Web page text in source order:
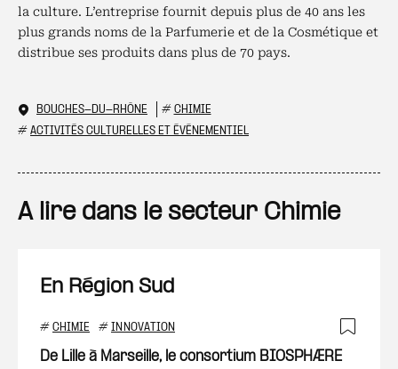
la culture. L’entreprise fournit depuis plus de 40 ans les
plus grands noms de la Parfumerie et de la Cosmétique et
distribue ses produits dans plus de 70 pays.
BOUCHES-DU-RHÔNE # CHIMIE
# ACTIVITÉS CULTURELLES ET ÉVÉNEMENTIEL
A lire dans le secteur Chimie
En Région Sud
# CHIMIE # INNOVATION
De Lille à Marseille, le consortium BIOSPHÆRE